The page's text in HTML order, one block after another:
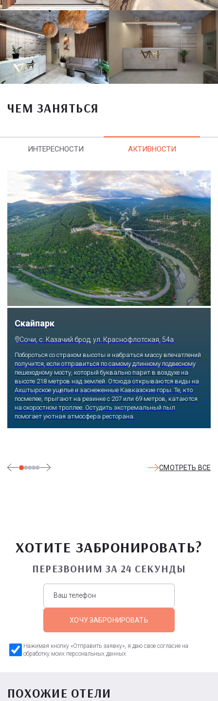
ЧЕМ ЗАНЯТЬСЯ
ИНТЕРЕСНОСТИ АКТИВНОСТИ
Скайпарк
Сочи, с. Казачий брод, ул. Краснофлотская, 54а
Побороться со страхом высоты и набраться массу впечатлений
получится, если отправиться по самому длинному подвесному
пешеходному мосту, который буквально парит в воздухе на
высоте 218 метров над землей. Отсюда открываются виды на
Ахштырское ущелье и заснеженные Кавказские горы. Те, кто
посмелее, прыгают на резинке с 207 или 69 метров, катаются
на скоростном троллее. Остудить экстремальный пыл
помогает уютная атмосфера ресторана.
СМОТРЕТЬ ВСЕ
ХОТИТЕ ЗАБРОНИРОВАТЬ?
ПЕРЕЗВОНИМ ЗА 24 СЕКУНДЫ
ХОЧУ ЗАБРОНИРОВАТЬ
Нажимая кнопку «Отправить заявку», я даю свое согласие на
обработку моих персональных данных
ПОХОЖИЕ ОТЕЛИ